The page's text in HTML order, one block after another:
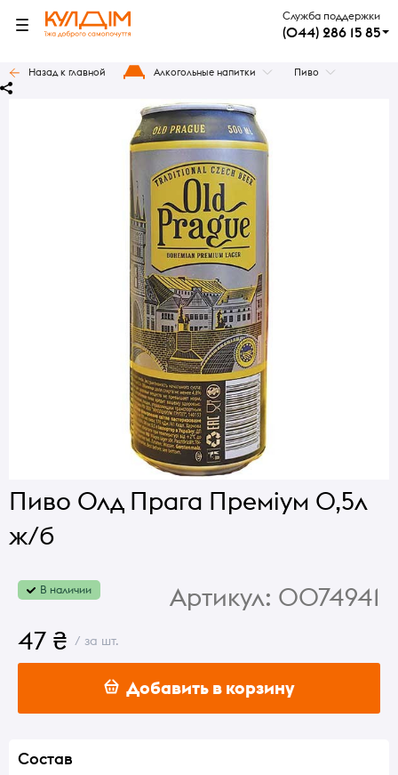
Служба поддержки
(044) 286 15 85
Назад к главной Алкогольные напитки Пиво
Пиво Олд Прага Преміум 0,5л
ж/б
В наличии Артикул: 0074941
47 ₴ / за шт.
Добавить в корзину
Состав